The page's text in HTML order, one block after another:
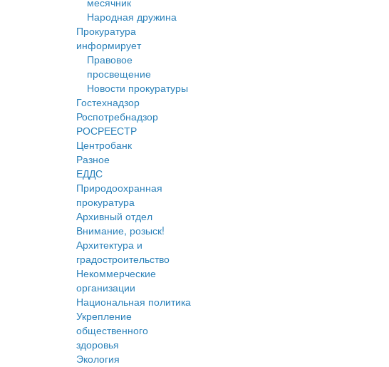
Народная дружина
Прокуратура
информирует
Правовое
просвещение
Новости прокуратуры
Гостехнадзор
Роспотребнадзор
РОСРЕЕСТР
Центробанк
Разное
ЕДДС
Природоохранная
прокуратура
Архивный отдел
Внимание, розыск!
Архитектура и
градостроительство
Некоммерческие
организации
Национальная политика
Укрепление
общественного
здоровья
Экология